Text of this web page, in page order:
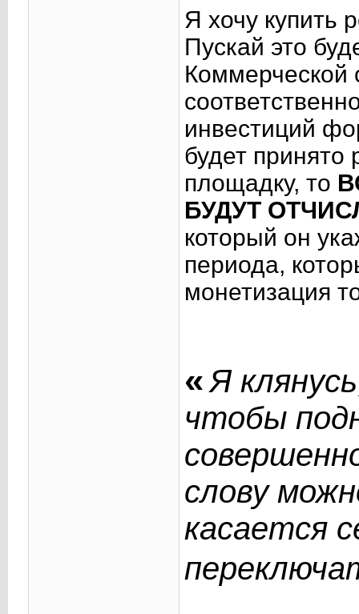
Я хочу купить
Пускай это
инвестиций
будет принято
площадку, то
БУДУТ
который он
периода,
монетизация
«Я
чтобы
слову
касается